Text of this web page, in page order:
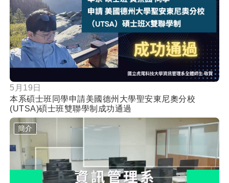
按鈕
5月19日
本系碩士班同學申請美國德州大學聖安東尼奧分校
(UTSA)碩士班雙聯學制成功通過
簡介